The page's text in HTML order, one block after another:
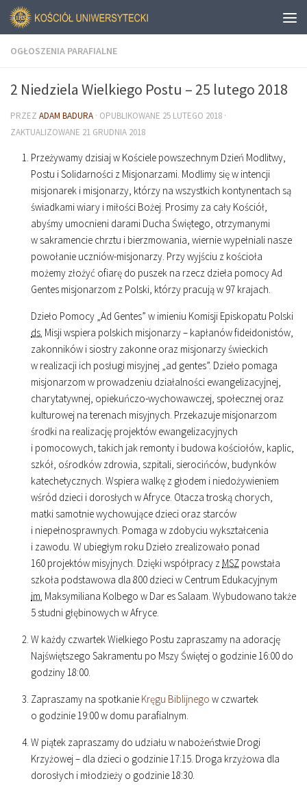
OGŁOSZENIA PARAFIALNE
2 Niedziela Wielkiego Postu – 25 lutego 2018
PRZEZ ADAM BADURA · OPUBLIKOWANE 25 LUTEGO 2018 ·
ZAKTUALIZOWANE 21 GRUDNIA 2018
Przeżywamy dzisiaj w Kościele powszechnym Dzień Modlitwy,
Postu i Solidarności z Misjonarzami. Modlimy się w intencji
misjonarek i misjonarzy, którzy na wszystkich kontynentach są
świadkami wiary i miłości Bożej. Prosimy za cały Kościół,
abyśmy umocnieni darami Ducha Świętego, otrzymanymi
w sakramencie chrztu i bierzmowania, wiernie wypełniali nasze
powołanie uczniów-misjonarzy. Przy wyjściu z kościoła
możemy złożyć ofiarę do puszek na rzecz dzieła pomocy Ad
Gentes misjonarzom z Polski, którzy pracują w 97 krajach.
Dzieło Pomocy „Ad Gentes” w imieniu Komisji Episkopatu Polski
ds. Misji wspiera polskich misjonarzy – kapłanów fideidonistów,
zakonników i siostry zakonne oraz misjonarzy świeckich
w realizacji ich posługi misyjnej „ad gentes”. Dzieło pomaga
misjonarzom w prowadzeniu działalności ewangelizacyjnej,
charytatywnej, opiekuńczo-wychowawczej, społecznej oraz
kulturowej na terenach misyjnych. Przekazuje misjonarzom
środki na realizację projektów ewangelizacyjnych
i pomocowych, takich jak remonty i budowa kościołów, kaplic,
szkół, ośrodków zdrowia, szpitali, sierocińców, budynków
katechetycznych. Wspiera walkę z głodem i niedożywieniem
wśród dzieci i dorosłych w Afryce. Otacza troską chorych,
matki samotnie wychowujące dzieci oraz starców
i niepełnosprawnych. Pomaga w zdobyciu wykształcenia
i zawodu. W ubiegłym roku Dzieło zrealizowało ponad
160 projektów misyjnych. Dzięki współpracy z MSZ powstała
szkoła podstawowa dla 800 dzieci w Centrum Edukacyjnym
im. Maksymiliana Kolbego w Dar es Salaam. Wybudowano także
5 studni głębinowych w Afryce.
W każdy czwartek Wielkiego Postu zapraszamy na adorację
Najświętszego Sakramentu po Mszy Świętej o godzinie16:00 do
godziny18:00.
Zapraszamy na spotkanie Kręgu Biblijnego w czwartek
o godzinie19:00w domu parafialnym.
W piątek zapraszamy do udziału w nabożeństwie Drogi
Krzyżowej – dla dzieci o godzinie17:15. Droga krzyżowa dla
dorosłych i młodzieży o godzinie18:30.